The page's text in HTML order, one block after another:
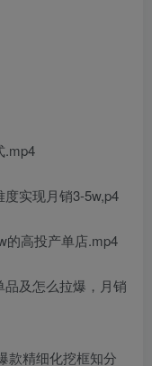
.mp4
实现月销3-5w,p4
的高投产单店.mp4
及怎么拉爆，月销
款精细化挖框知分